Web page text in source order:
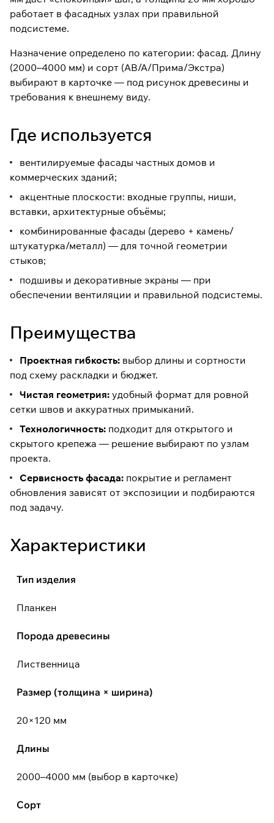
практичного АВ до более
«чистых» А, Прима и Экстра:
удобно подбирать материал под
эстетику, бюджет и схему
Размер:20×120 мм (толщина
× ширина)
Длины:2000–4000 мм (выбор
(выбор в карточке)
фасад на подсистеме; открытый
или скрытый крепёж — по
проекту
работает в фасадных узлах при правильной
подсистеме.
Назначение определено по категории: фасад. Длину
(2000–4000 мм) и сорт (АВ/А/Прима/Экстра)
выбирают в карточке — под рисунок древесины и
требования к внешнему виду.
Где используется
вентилируемые фасады частных домов и
коммерческих зданий;
акцентные плоскости: входные группы, ниши,
вставки, архитектурные объёмы;
комбинированные фасады (дерево + камень/
штукатурка/металл) — для точной геометрии
стыков;
подшивы и декоративные экраны — при
обеспечении вентиляции и правильной подсистемы.
Преимущества
Проектная гибкость: выбор длины и сортности
под схему раскладки и бюджет.
Чистая геометрия: удобный формат для ровной
сетки швов и аккуратных примыканий.
Технологичность: подходит для открытого и
скрытого крепежа — решение выбирают по узлам
проекта.
Сервисность фасада: покрытие и регламент
обновления зависят от экспозиции и подбираются
под задачу.
Характеристики
Тип изделия
Планкен
Порода древесины
Лиственница
Размер (толщина × ширина)
20×120 мм
Длины
2000–4000 мм (выбор в карточке)
Сорт